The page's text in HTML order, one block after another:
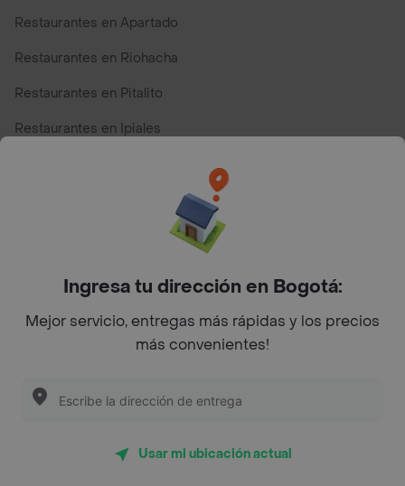
Restaurantes en Apartado
Restaurantes en Riohacha
Restaurantes en Pitalito
Restaurantes en Ipiales
Top Marcas y Cadenas de Restaurantes
Encuéntranos en estos países
App Store Google play
Restaurantes cerca de mi para pedir Comida a Domicilio -
Ingresa tu dirección en Bogotá:
Mejor servicio, entregas más rápidas y los precios
más convenientes!
Usar mi ubicación actual